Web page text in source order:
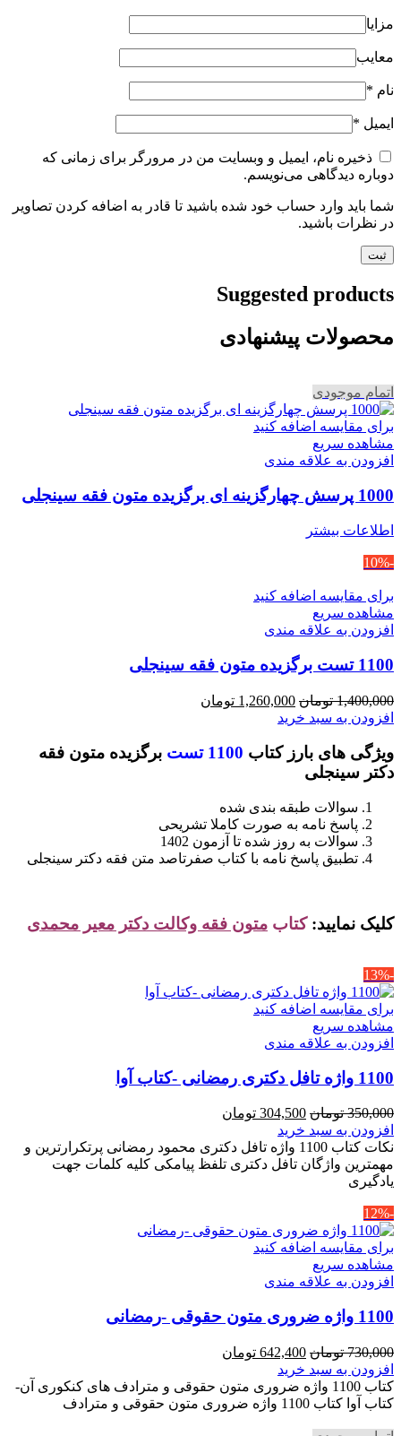
مزایا
معایب
نام *
ایمیل *
ذخیره نام، ایمیل و وبسایت من در مرورگر برای زمانی که
دوباره دیدگاهی می‌نویسم.
شما باید وارد حساب خود شده باشید تا قادر به اضافه کردن تصاویر
در نظرات باشید.
Suggested products
محصولات پیشنهادی
اتمام موجودی
برای مقایسه اضافه کنید
مشاهده سریع
افزودن به علاقه مندی
1000 پرسش چهارگزینه ای برگزیده متون فقه سینجلی
اطلاعات بیشتر
-10%
برای مقایسه اضافه کنید
مشاهده سریع
افزودن به علاقه مندی
1100 تست برگزیده متون فقه سینجلی
1,400,000 تومان قیمت
اصلی
بود.
1,260,000 تومان
است.
افزودن به سبد خرید
ویژگی های بارز کتاب 1100 تست
برگزیده متون فقه
دکتر سینجلی
سوالات طبقه بندی شده
پاسخ نامه به صورت کاملا تشریحی
سوالات به روز شده تا آزمون 1402
تطبیق پاسخ نامه با کتاب صفرتاصد متن فقه دکتر سینجلی
کلیک نمایید: کتاب متون فقه وکالت دکتر معیر محمدی
-13%
برای مقایسه اضافه کنید
مشاهده سریع
افزودن به علاقه مندی
1100 واژه تافل دکتری رمضانی -کتاب آوا
350,000 تومان قیمت
اصلی
350,000 تومان
بود.
304,500 تومان
304,500 تومان
است.
افزودن به سبد خرید
نکات کتاب 1100 واژه تافل دکتری محمود رمضانی پرتکرارترین و
مهمترین واژگان تافل دکتری تلفظ پیامکی کلیه کلمات جهت
یادگیری
-12%
برای مقایسه اضافه کنید
مشاهده سریع
افزودن به علاقه مندی
1100 واژه ضروری متون حقوقی -رمضانی
730,000 تومان قیمت
اصلی
730,000 تومان
بود.
642,400 تومان
642,400 تومان
است.
افزودن به سبد خرید
کتاب 1100 واژه ضروری متون حقوقی و مترادف های کنکوری آن-
کتاب آوا کتاب 1100 واژه ضروری متون حقوقی و مترادف